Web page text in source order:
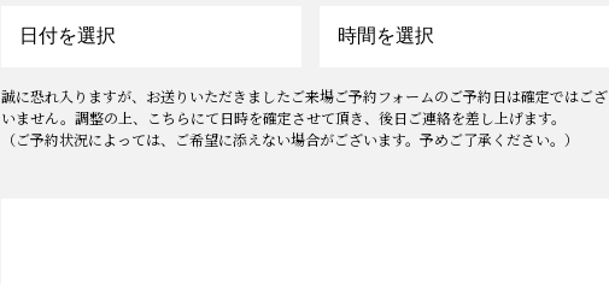
誠に恐れ入りますが、お送りいただきましたご来場ご予約フォームのご予約日は確定ではござ
いません。調整の上、こちらにて日時を確定させて頂き、後日ご連絡を差し上げます。
（ご予約状況によっては、ご希望に添えない場合がございます。予めご了承ください。）